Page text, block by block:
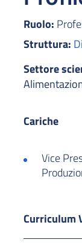
Ruolo:
Struttura:
Settore
Cariche
Vice
Curriculum